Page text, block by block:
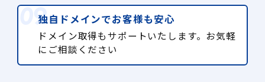
独自ドメインでお客様も安心
ドメイン取得もサポートいたします。お気軽
にご相談ください